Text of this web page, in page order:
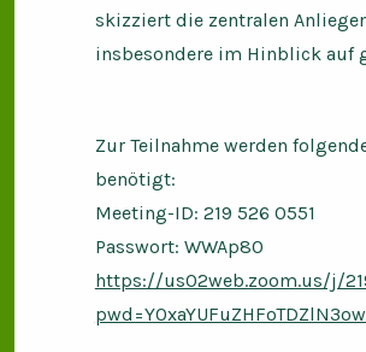
skizziert die zentralen
insbesondere im Hinblick auf
Zur Teilnahme werden
benötigt:
Meeting-ID: 219 526 0551
Passwort: WWAp80
https://us02web.zoom.us/j/